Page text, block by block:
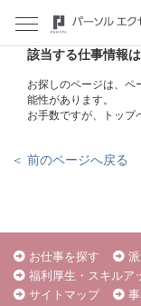
該当する仕事情報
お探しのページは、ペ
能性があります。
お手数ですが、トップ
＜ 前のページへ戻る
お仕事を探す
福利厚生・スキルア
サイトマップ